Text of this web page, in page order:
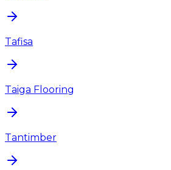
Tafisa
Taiga Flooring
Tantimber